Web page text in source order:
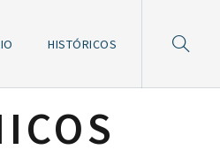
HISTÓRICOS